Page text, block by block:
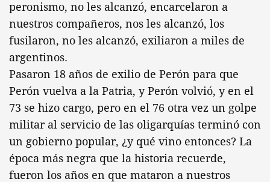
peronismo, no les alcanzó, encarcelaron a
nuestros compañeros, nos les alcanzó, los
fusilaron, no les alcanzó, exiliaron a miles de
argentinos.
Pasaron 18 años de exilio de Perón para que
Perón vuelva a la Patria, y Perón volvió, y en el
73 se hizo cargo, pero en el 76 otra vez un golpe
militar al servicio de las oligarquías terminó con
un gobierno popular, ¿y qué vino entonces? La
época más negra que la historia recuerde,
fueron los años en que mataron a nuestros